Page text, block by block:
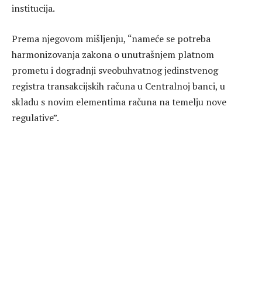
institucija.
Prema njegovom mišljenju, “nameće se potreba
harmonizovanja zakona o unutrašnjem platnom
prometu i dogradnji sveobuhvatnog jedinstvenog
registra transakcijskih računa u Centralnoj banci, u
skladu s novim elementima računa na temelju nove
regulative”.